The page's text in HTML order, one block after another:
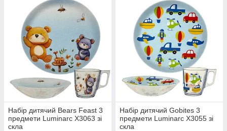
Набір дитячий Bears Feast 3
предмети Luminarc X3063 зі
скла
Набір дитячий Gobites 3
предмети Luminarc X3055 зі
скла